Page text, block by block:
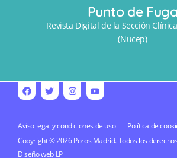
Punto de Fuga
Revista Digital de la Sección
(Nucep)
Aviso legal y condiciones de uso
Política de
Copyright © 2026 Poros Madrid. Todos los
Diseño web LP